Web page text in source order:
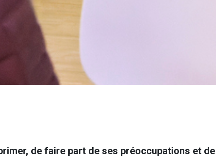
de faire part de ses préoccupations et